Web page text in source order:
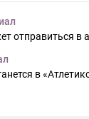
отправиться в
в